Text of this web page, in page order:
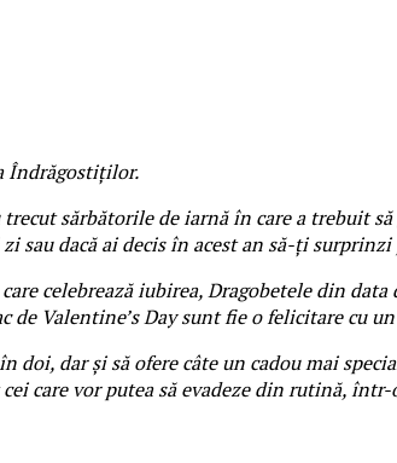
Îndrăgostiților.
sărbătorile de iarnă în care a trebuit
sau dacă ai decis în acest an să-ți
celebrează iubirea, Dragobetele din
Valentine’s Day sunt fie o felicitare cu
doi, dar și să ofere câte un cadou mai
care vor putea să evadeze din rutină, într-